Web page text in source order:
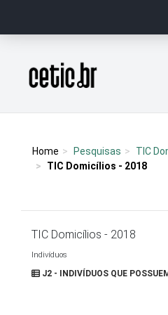
Página inicial
Home Pesquisas TIC
TIC Domicílios - 2018
TIC Domicílios - 2018
Indivíduos
J2 - INDIVÍDUOS QUE